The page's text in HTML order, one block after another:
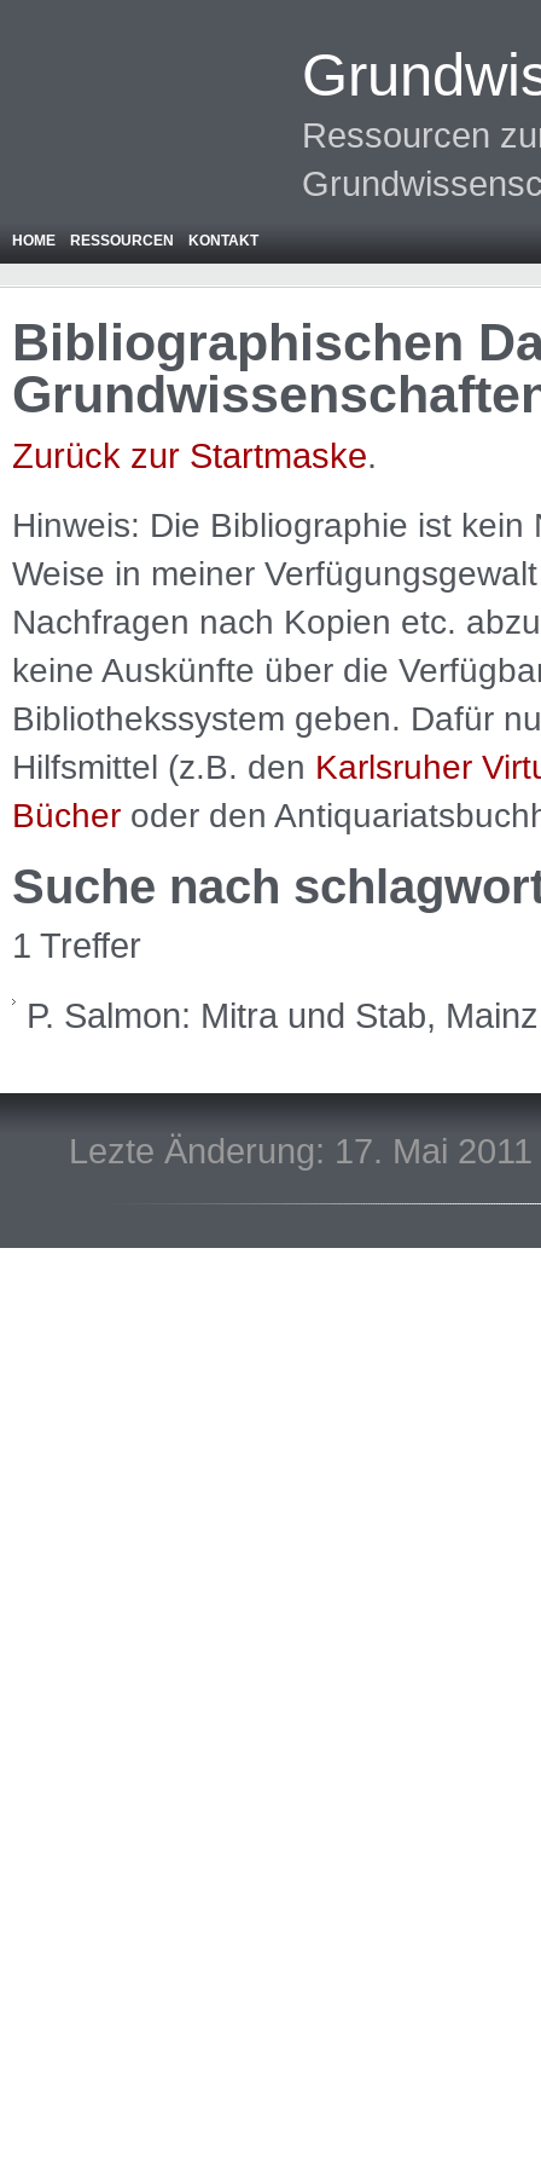
Ressourcen
HOME RESSOURCEN KONTAKT
Bibliographischen
Zurück zur Startmaske.
Hinweis: Die Bibliographie ist kein
Weise in meiner
Nachfragen nach Kopien etc.
keine Auskünfte über die
Bibliothekssystem geben. Dafür
Hilfsmittel (z.B. den Karlsruher
Bücher oder den
Suche nach
1 Treffer
P. Salmon: Mitra und Stab,
Lezte Änderung: 17. Mai